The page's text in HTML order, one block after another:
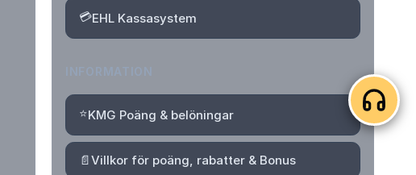
💳EHL Kassasystem
⭐KMG Poäng & belöningar
📄Villkor för poäng, rabatter & Bonus